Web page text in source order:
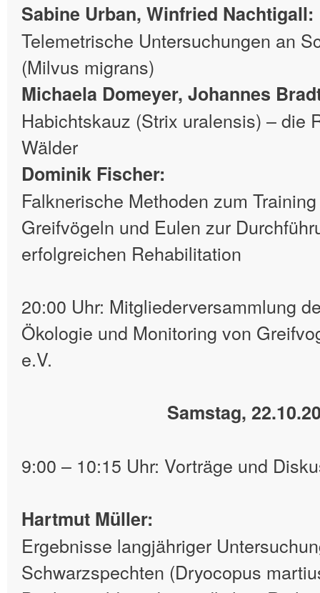
Sabine Urban, Winfried Nachtigall:
Telemetrische Untersuchungen an
(Milvus migrans)
Michaela Domeyer, Johannes
Habichtskauz (Strix uralensis) – die
Wälder
Dominik Fischer:
Falknerische Methoden zum
Greifvögeln und Eulen zur
erfolgreichen Rehabilitation
20:00 Uhr: Mitgliederversammlung
Ökologie und Monitoring von
e.V.
Samstag,
9:00 – 10:15 Uhr: Vorträge und
Hartmut Müller:
Ergebnisse langjähriger
Schwarzspechten (Dryocopus